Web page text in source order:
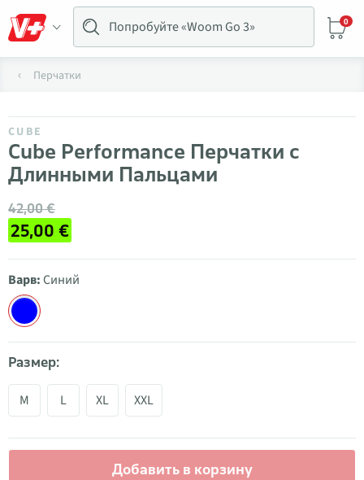
0
Перчатки
CUBE
Cube Performance Перчатки с
Длинными Пальцами
42,00 €
25,00 €
Варв:Синий
Размер:
M L XL XXL
Добавить в корзину